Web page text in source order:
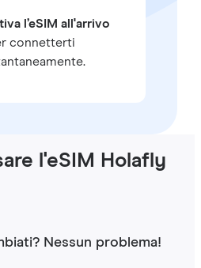
l’eSIM all'arrivo
connetterti
l'eSIM Holafly
Nessun problema!